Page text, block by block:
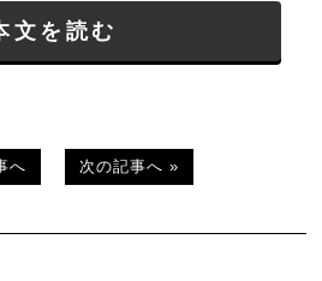
文を読む
へ 次の記事へ »